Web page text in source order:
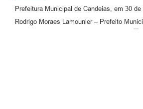
Carta de Serviços
Prefeitura Municipal de Candeias, em 30
Rodrigo Moraes Lamounier – Prefeito